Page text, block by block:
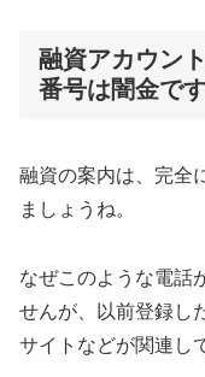
融資アカウン
番号は闇金です
融資の案内は、完全
ましょうね。
なぜこのような電話
せんが、以前登録し
サイトなどが関連し